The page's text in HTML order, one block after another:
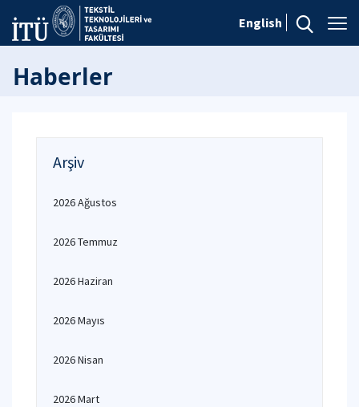
English
Haberler
Arşiv
2026 Ağustos
2026 Temmuz
2026 Haziran
2026 Mayıs
2026 Nisan
2026 Mart